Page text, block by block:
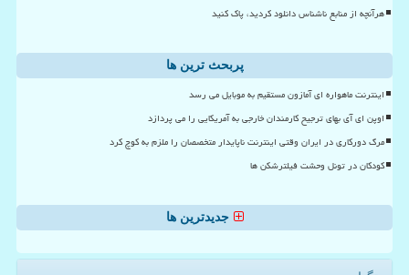
هرآنچه از منابع ناشناس دانلود کردید، پاک کنید
پربحث ترین ها
اینترنت ماهواره ای آمازون مستقیم به موبایل می رسد
اوپن ای آی بهای ترجیح کارمندان خارجی به آمریکایی را می پردازد
مرگ دورکاری در ایران وقتی اینترنت ناپایدار متخصصان را ملزم به کوچ کرد
کودکان در تونل وحشت فیلترشکن ها
جدیدترین ها